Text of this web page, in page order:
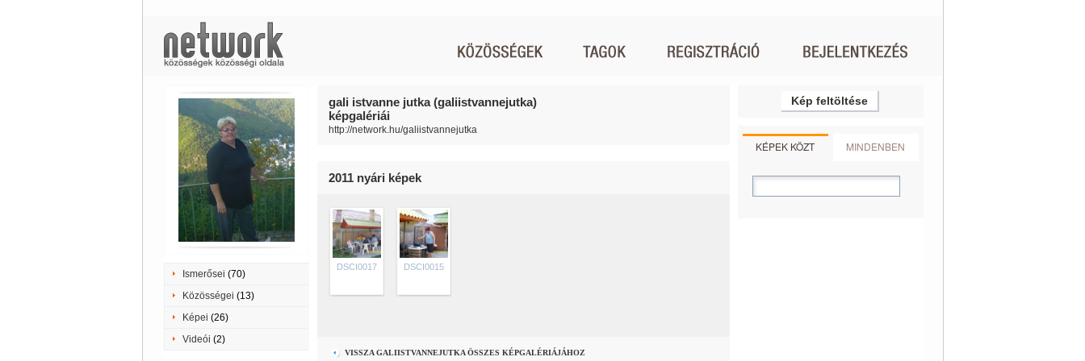
Ismerősei (70)
Közösségei (13)
Képei (26)
Videói (2)
gali istvanne jutka (galiistvannejutka)
képgalériái
http://network.hu/galiistvannejutka
2011 nyári képek
DSCI0017 DSCI0015
VISSZA GALIISTVANNEJUTKA ÖSSZES KÉPGALÉRIÁJÁHOZ
Kép feltöltése
KÉPEK KÖZT MINDENBEN